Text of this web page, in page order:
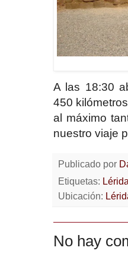
A las 18:30
450
al máximo
nuestro viaje
Publicado por
Etiquetas:
Ubicación:
No hay